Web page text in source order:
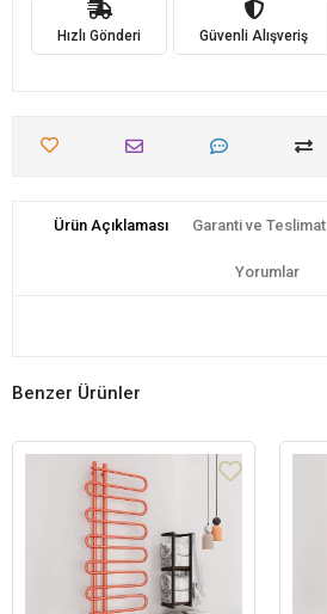
Hızlı Gönderi Güvenli Alışveriş
Ürün Açıklaması Garanti ve Teslimat
Yorumlar
Benzer Ürünler